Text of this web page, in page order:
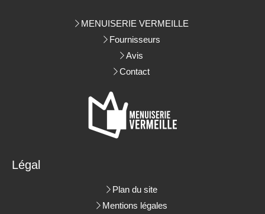
MENUISERIE VERMEILLE
Fournisseurs
Avis
Contact
Légal
Plan du site
Mentions légales